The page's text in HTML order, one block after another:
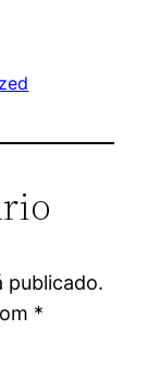
publicado.
*